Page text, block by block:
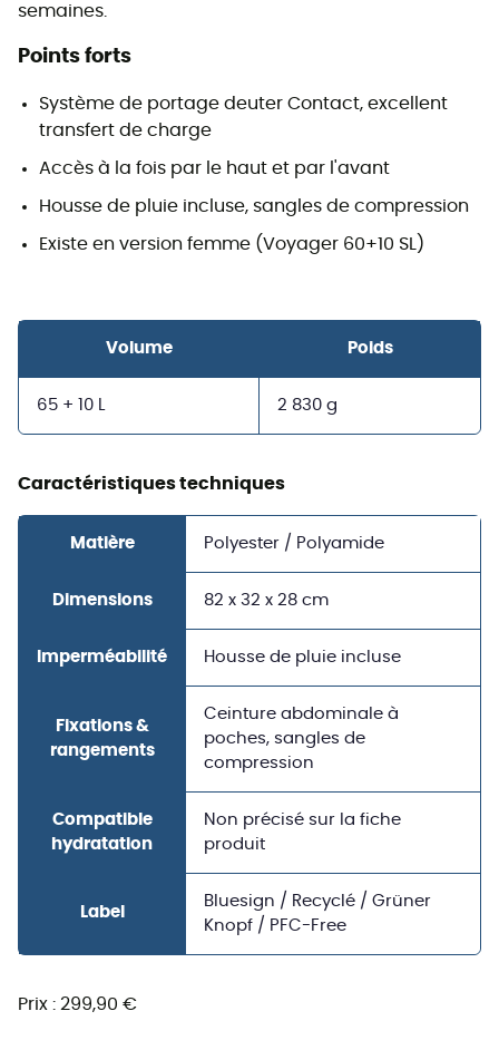
semaines.
Points forts
Système de portage deuter Contact, excellent
transfert de charge
Accès à la fois par le haut et par l'avant
Housse de pluie incluse, sangles de compression
Existe en version femme (Voyager 60+10 SL)
Volume Poids
65 + 10 L 2 830 g
Caractéristiques techniques
Matière Polyester / Polyamide
Dimensions 82 x 32 x 28 cm
Imperméabilité Housse de pluie incluse
Fixations &
rangements
Ceinture abdominale à
poches, sangles de
compression
Compatible
hydratation
Non précisé sur la fiche
produit
Label
Bluesign / Recyclé / Grüner
Knopf / PFC-Free
Prix : 299,90 €